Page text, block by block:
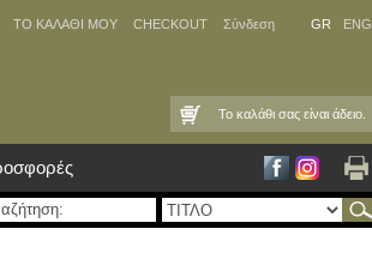
ΤΟ ΚΑΛΑΘΙ ΜΟΥ CHECKOUT Σύνδεση GR ENG
Το καλάθι σας είναι άδειο.